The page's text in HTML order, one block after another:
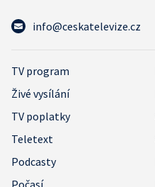
info@ceskatelevize.cz
TV program
Živé vysílání
TV poplatky
Teletext
Podcasty